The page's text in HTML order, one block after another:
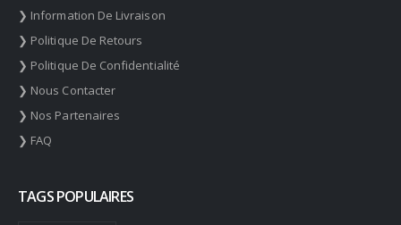
❯ Information De Livraison
❯ Politique De Retours
❯ Politique De Confidentialité
❯ Nous Contacter
❯ Nos Partenaires
❯ FAQ
TAGS POPULAIRES